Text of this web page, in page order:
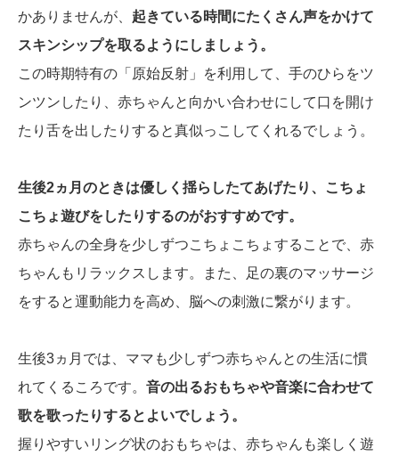
かありませんが、 起きている時間にたくさん声をかけて
スキンシップを取るようにしましょう。
この時期特有の「原始反射」を利用して、手のひらをツ
ンツンしたり、赤ちゃんと向かい合わせにして口を開け
たり舌を出したりすると真似っこしてくれるでしょう。
生後2ヵ月のときは優しく揺らしたてあげたり、こちょ
こちょ遊びをしたりするのがおすすめです。
赤ちゃんの全身を少しずつこちょこちょすることで、赤
ちゃんもリラックスします。また、足の裏のマッサージ
をすると運動能力を高め、脳への刺激に繋がります。
生後3ヵ月では、ママも少しずつ赤ちゃんとの生活に慣
れてくるころです。 音の出るおもちゃや音楽に合わせて
歌を歌ったりするとよいでしょう。
握りやすいリング状のおもちゃは、赤ちゃんも楽しく遊